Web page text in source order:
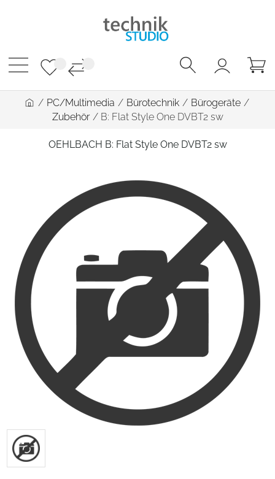
/ PC/Multimedia / Bürotechnik / Bürogeräte /
Zubehör / B: Flat Style One DVBT2 sw
OEHLBACH B: Flat Style One DVBT2 sw